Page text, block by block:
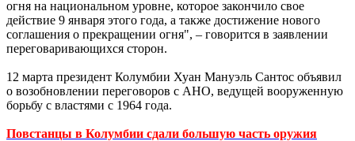
огня на национальном уровне, которое закончило свое
действие 9 января этого года, а также достижение нового
соглашения о прекращении огня", – говорится в заявлении
переговаривающихся сторон.
12 марта президент Колумбии Хуан Мануэль Сантос объявил
о возобновлении переговоров с АНО, ведущей вооруженную
борьбу с властями с 1964 года.
Повстанцы в Колумбии сдали большую часть оружия